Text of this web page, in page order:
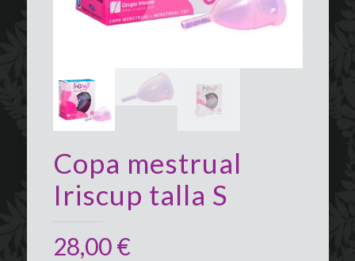
Copa mestrual
Iriscup talla S
28,00€